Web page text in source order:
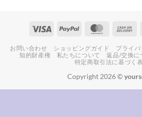
Visa PayPal MasterCard
お問い合わせ ショッピングガイド プライ
知的財産権
私たちについて 返品/交換に
特定商取引法に基づく
Copyright 2026 ©